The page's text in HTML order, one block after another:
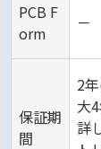
PCB F
orm
－
保証期
間
2
大
詳